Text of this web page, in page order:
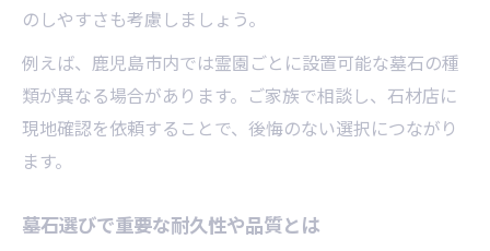
墓石の形状が持つ意味と選定のコツ
墓石の色選びで地域習慣に配慮する方法
墓石のデザインで個性を表現する工夫
墓石選びで迷わない色と形の組み合わせ
のしやすさも考慮しましょう。
例えば、鹿児島市内では霊園ごとに設置可能な墓石の種
類が異なる場合があります。ご家族で相談し、石材店に
現地確認を依頼することで、後悔のない選択につながり
ます。
墓石選びで重要な耐久性や品質とは